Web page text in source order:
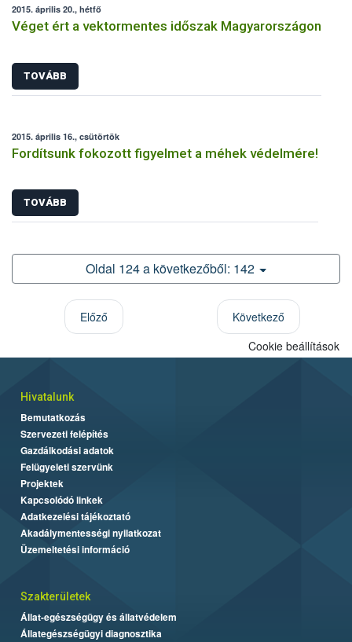
2015. április 20., hétfő
Véget ért a vektormentes időszak Magyarországon
TOVÁBB
2015. április 16., csütörtök
Fordítsunk fokozott figyelmet a méhek védelmére!
TOVÁBB
Oldal 124 a következőből: 142
Előző
Következő
Cookie beállítások
Hivatalunk
Bemutatkozás
Szervezeti felépítés
Gazdálkodási adatok
Felügyeleti szervünk
Projektek
Kapcsolódó linkek
Adatkezelési tájékoztató
Akadálymentességi nyilatkozat
Üzemeltetési információ
Szakterületek
Állat-egészségügy és állatvédelem
Állategészségügyi diagnosztika